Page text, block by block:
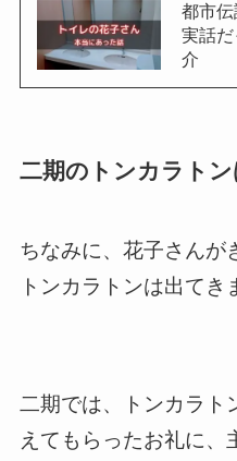
都市
実話
介
二期のトンカラト
ちなみに、花子さんが
トンカラトンは出てき
二期では、トンカラト
えてもらったお礼に、